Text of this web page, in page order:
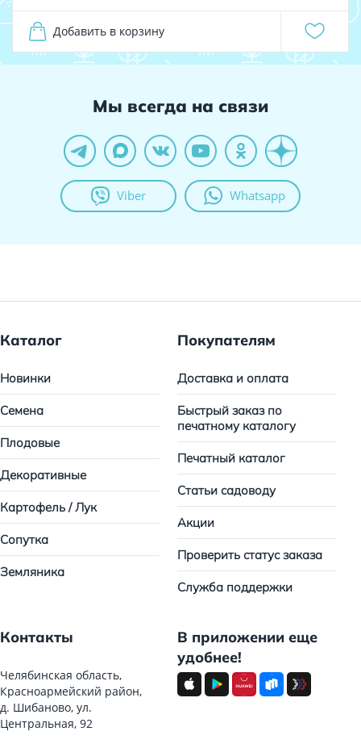
Добавить в корзину
Мы всегда на связи
Viber Whatsapp
Каталог
Новинки
Семена
Плодовые
Декоративные
Картофель / Лук
Сопутка
Земляника
Покупателям
Доставка и оплата
Быстрый заказ по
печатному каталогу
Печатный каталог
Статьи садоводу
Акции
Проверить статус заказа
Служба поддержки
Контакты
Челябинская область,
Красноармейский район,
д. Шибаново, ул.
Центральная, 92
В приложении еще
удобнее!